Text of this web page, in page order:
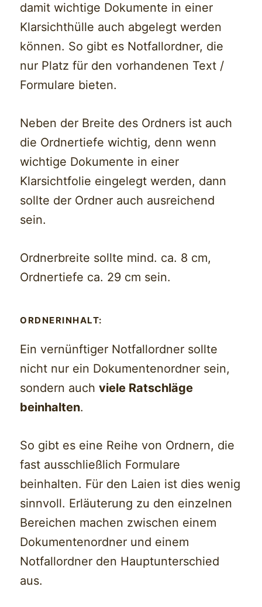
damit wichtige Dokumente in einer
Klarsichthülle auch abgelegt werden
können. So gibt es Notfallordner, die
nur Platz für den vorhandenen Text /
Formulare bieten.
Neben der Breite des Ordners ist auch
die Ordnertiefe wichtig, denn wenn
wichtige Dokumente in einer
Klarsichtfolie eingelegt werden, dann
sollte der Ordner auch ausreichend
sein.
Ordnerbreite sollte mind. ca. 8 cm,
Ordnertiefe ca. 29 cm sein.
ORDNERINHALT:
Ein vernünftiger Notfallordner sollte
nicht nur ein Dokumentenordner sein,
sondern auchviele Ratschläge
beinhalten.
So gibt es eine Reihe von Ordnern, die
fast ausschließlich Formulare
beinhalten. Für den Laien ist dies wenig
sinnvoll. Erläuterung zu den einzelnen
Bereichen machen zwischen einem
Dokumentenordner und einem
Notfallordner den Hauptunterschied
aus.